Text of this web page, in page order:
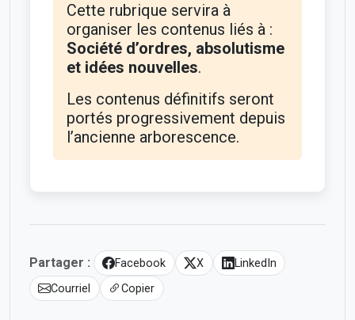
Cette rubrique servira à
organiser les contenus liés à :
Société d’ordres, absolutisme
et idées nouvelles.
Les contenus définitifs seront
portés progressivement depuis
l’ancienne arborescence.
Partager : Facebook X
LinkedIn
Courriel
Copier